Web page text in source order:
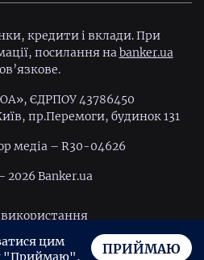
кредити і вклади. При
посилання наbanker.ua
ЄДРПОУ 43786450
пр.Перемоги, будинок 131
медiа – R30-04626
2026 Banker.ua
ПРИЙМАЮ
цим
"Приймаю",